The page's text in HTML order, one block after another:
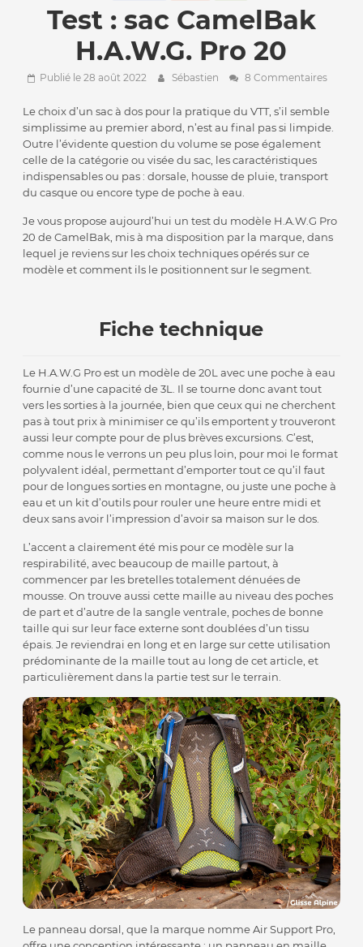
Test : sac CamelBak
H.A.W.G. Pro 20
Publié le 28 août 2022 Sébastien 8 Commentaires
Le choix d’un sac à dos pour la pratique du VTT, s’il semble
simplissime au premier abord, n’est au final pas si limpide.
Outre l’évidente question du volume se pose également
celle de la catégorie ou visée du sac, les caractéristiques
indispensables ou pas : dorsale, housse de pluie, transport
du casque ou encore type de poche à eau.
Je vous propose aujourd’hui un test du modèle H.A.W.G Pro
20 de CamelBak, mis à ma disposition par la marque, dans
lequel je reviens sur les choix techniques opérés sur ce
modèle et comment ils le positionnent sur le segment.
Fiche technique
Le H.A.W.G Pro est un modèle de 20L avec une poche à eau
fournie d’une capacité de 3L. Il se tourne donc avant tout
vers les sorties à la journée, bien que ceux qui ne cherchent
pas à tout prix à minimiser ce qu’ils emportent y trouveront
aussi leur compte pour de plus brèves excursions. C’est,
comme nous le verrons un peu plus loin, pour moi le format
polyvalent idéal, permettant d’emporter tout ce qu’il faut
pour de longues sorties en montagne, ou juste une poche à
eau et un kit d’outils pour rouler une heure entre midi et
deux sans avoir l’impression d’avoir sa maison sur le dos.
L’accent a clairement été mis pour ce modèle sur la
respirabilité, avec beaucoup de maille partout, à
commencer par les bretelles totalement dénuées de
mousse. On trouve aussi cette maille au niveau des poches
de part et d’autre de la sangle ventrale, poches de bonne
taille qui sur leur face externe sont doublées d’un tissu
épais. Je reviendrai en long et en large sur cette utilisation
prédominante de la maille tout au long de cet article, et
particulièrement dans la partie test sur le terrain.
Le panneau dorsal, que la marque nomme Air Support Pro,